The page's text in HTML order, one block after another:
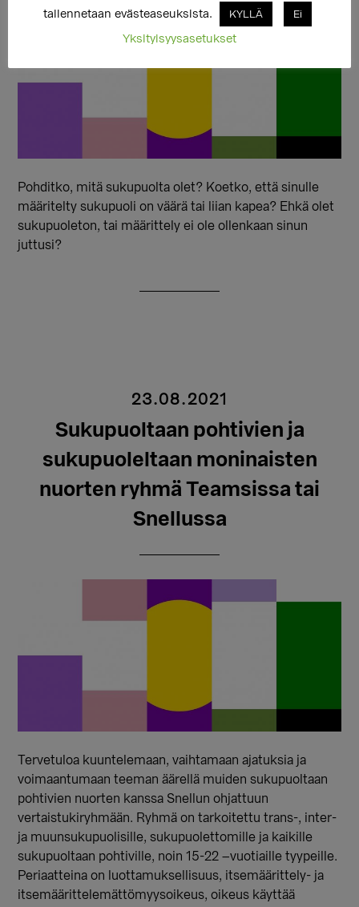
Pohditko, mitä sukupuolta olet? Koetko, että sinulle
määritelty sukupuoli on väärä tai liian kapea? Ehkä olet
sukupuoleton, tai määrittely ei ole ollenkaan sinun
juttusi?
23.08.2021
Sukupuoltaan pohtivien ja
sukupuoleltaan moninaisten
nuorten ryhmä Teamsissa tai
Snellussa
Tervetuloa kuuntelemaan, vaihtamaan ajatuksia ja
voimaantumaan teeman äärellä muiden sukupuoltaan
pohtivien nuorten kanssa Snellun ohjattuun
vertaistukiryhmään. Ryhmä on tarkoitettu trans-, inter-
ja muunsukupuolisille, sukupuolettomille ja kaikille
sukupuoltaan pohtiville, noin 15-22 –vuotiaille tyypeille.
Periaatteina on luottamuksellisuus, itsemäärittely- ja
itsemäärittelemättömyysoikeus, oikeus käyttää
tallennetaan evästeaseuksista. KYLLÄ Ei
Yksityisyysasetukset